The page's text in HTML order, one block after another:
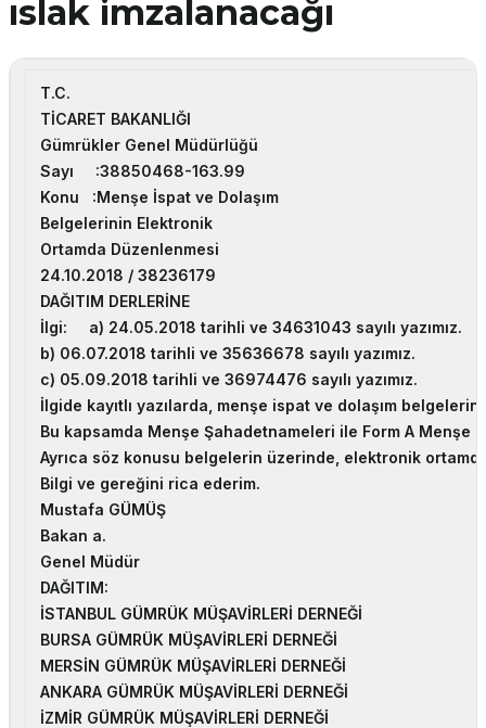
ıslak imzalanacağı
T.C.
TİCARET BAKANLIĞI
Gümrükler Genel Müdürlüğü
Sayı :38850468-163.99
Konu :Menşe İspat ve Dolaşım
Belgelerinin Elektronik
Ortamda Düzenlenmesi
24.10.2018 / 38236179
DAĞITIM DERLERİNE
İlgi: a) 24.05.2018 tarihli ve 34631043 sayılı yazımız.
b) 06.07.2018 tarihli ve 35636678 sayılı yazımız.
c) 05.09.2018 tarihli ve 36974476 sayılı yazımız.
İlgide kayıtlı yazılarda, menşe ispat ve dolaşım
Bu kapsamda Menşe Şahadetnameleri ile Form A Menşe
Ayrıca söz konusu belgelerin üzerinde, elektronik
Bilgi ve gereğini rica ederim.
Mustafa GÜMÜŞ
Bakan a.
Genel Müdür
DAĞITIM:
İSTANBUL GÜMRÜK MÜŞAVİRLERİ DERNEĞİ
BURSA GÜMRÜK MÜŞAVİRLERİ DERNEĞİ
MERSİN GÜMRÜK MÜŞAVİRLERİ DERNEĞİ
ANKARA GÜMRÜK MÜŞAVİRLERİ DERNEĞİ
İZMİR GÜMRÜK MÜŞAVİRLERİ DERNEĞİ